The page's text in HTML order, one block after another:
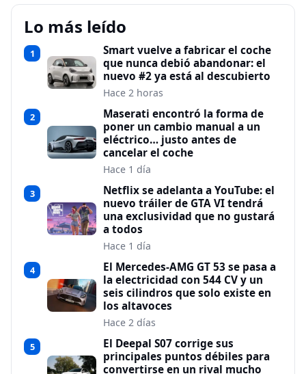
Lo más leído
1
Smart vuelve a fabricar el coche
que nunca debió abandonar: el
nuevo #2 ya está al descubierto
Hace 2 horas
2
Maserati encontró la forma de
poner un cambio manual a un
eléctrico… justo antes de
cancelar el coche
Hace 1 día
3
Netflix se adelanta a YouTube: el
nuevo tráiler de GTA VI tendrá
una exclusividad que no gustará
a todos
Hace 1 día
4
El Mercedes-AMG GT 53 se pasa a
la electricidad con 544 CV y un
seis cilindros que solo existe en
los altavoces
Hace 2 días
5
El Deepal S07 corrige sus
principales puntos débiles para
convertirse en un rival mucho